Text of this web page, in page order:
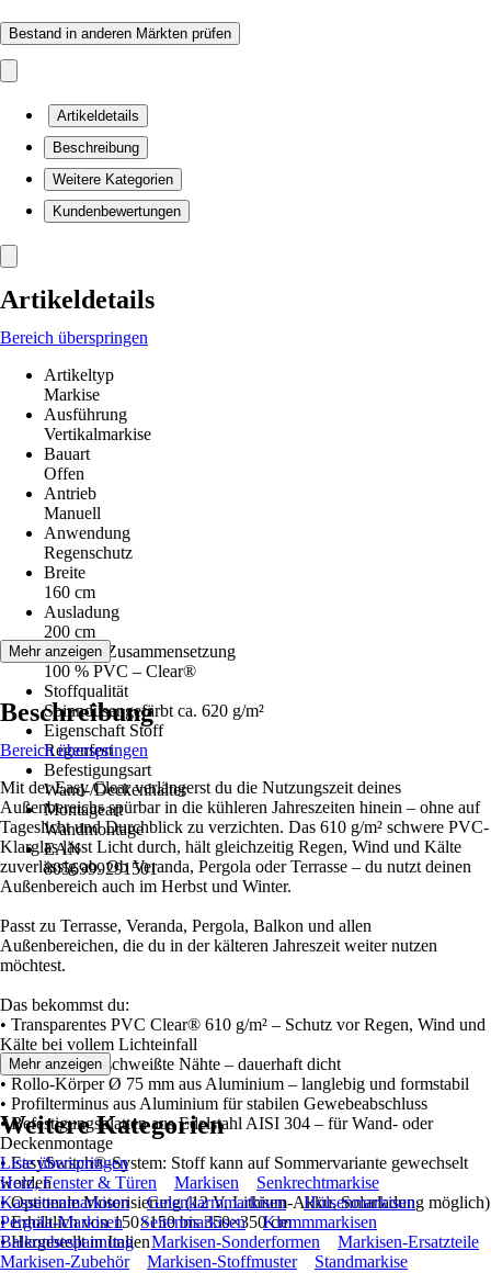
Bestand in anderen Märkten prüfen
Artikeldetails
Beschreibung
Weitere Kategorien
Kundenbewertungen
Artikeldetails
Bereich überspringen
Artikeltyp
Markise
Ausführung
Vertikalmarkise
Bauart
Offen
Antrieb
Manuell
Anwendung
Regenschutz
Breite
160 cm
Ausladung
200 cm
Material-Zusammensetzung
100 % PVC – Clear®
Stoffqualität
Spinndüsengefärbt ca. 620 g/m²
Eigenschaft Stoff
Regenfest
Befestigungsart
Wand-/Deckenhalter
Montageart
Wandmontage
EAN
8056999291501
Mehr anzeigen
Beschreibung
Bereich überspringen
Mit der Easy Clear verlängerst du die Nutzungszeit deines
Außenbereichs spürbar in die kühleren Jahreszeiten hinein – ohne auf
Tageslicht und Durchblick zu verzichten. Das 610 g/m² schwere PVC-
Klarglas lässt Licht durch, hält gleichzeitig Regen, Wind und Kälte
zuverlässig ab. Ob Veranda, Pergola oder Terrasse – du nutzt deinen
Außenbereich auch im Herbst und Winter.
Passt zu Terrasse, Veranda, Pergola, Balkon und allen
Außenbereichen, die du in der kälteren Jahreszeit weiter nutzen
möchtest.
Das bekommst du:
• Transparentes PVC Clear® 610 g/m² – Schutz vor Regen, Wind und
Kälte bei vollem Lichteinfall
• Thermisch geschweißte Nähte – dauerhaft dicht
• Rollo-Körper Ø 75 mm aus Aluminium – langlebig und formstabil
• Profilterminus aus Aluminium für stabilen Gewebeabschluss
• Befestigungsplatten aus Edelstahl AISI 304 – für Wand- oder
Deckenmontage
• EasySwitch®-System: Stoff kann auf Sommervariante gewechselt
werden
• Optionale Motorisierung (12 V, Lithium-Akku, Solarladung möglich)
• Erhältlich von 150×150 bis 350×350 cm
• Hergestellt in Italien
Mehr anzeigen
Weitere Kategorien
Liste überspringen
Holz, Fenster & Türen
Markisen
Senkrechtmarkise
Kassettenmarkisen
Gelenkarmmarkisen
Hülsenmarkisen
Pergola-Markisen
Seitenmarkisen
Klemmmarkisen
Balkonbespannung
Markisen-Sonderformen
Markisen-Ersatzteile
Markisen-Zubehör
Markisen-Stoffmuster Standmarkise